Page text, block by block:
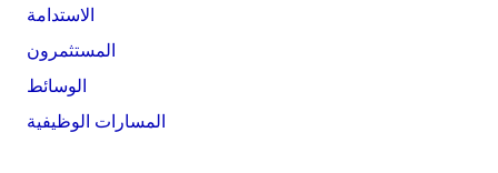
الاستدامة
المستثمرون
الوسائط
المسارات الوظيفية